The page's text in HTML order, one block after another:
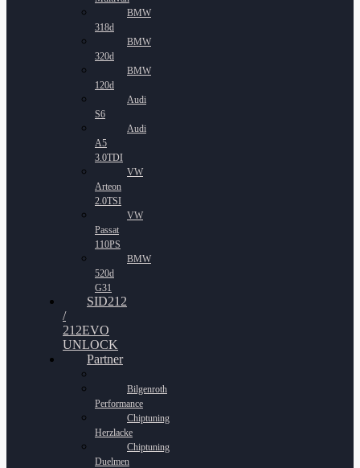
BMW
318d
BMW
320d
BMW
120d
Audi
S6
Audi
A5
3.0TDI
VW
Arteon
2.0TSI
VW
Passat
110PS
BMW
520d
G31
SID212
/
212EVO
UNLOCK
Partner
Bilgenroth
Performance
Chiptuning
Herzlacke
Chiptuning
Duelmen